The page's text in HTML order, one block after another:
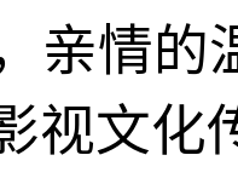
亲情
视文化